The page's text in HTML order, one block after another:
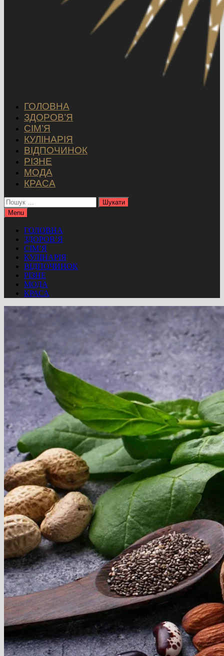
ГОЛОВНА
ЗДОРОВ’Я
СІМ’Я
КУЛІНАРІЯ
ВІДПОЧИНОК
РІЗНЕ
МОДА
КРАСА
Пошук:
Menu
ГОЛОВНА
ЗДОРОВ’Я
СІМ’Я
КУЛІНАРІЯ
ВІДПОЧИНОК
РІЗНЕ
МОДА
КРАСА